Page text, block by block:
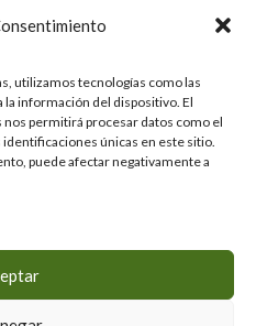
utilizamos tecnologías como las
la información del dispositivo. El
permitirá procesar datos como el
únicas en este sitio.
puede afectar negativamente a
sido beneficiaria de Fondos
el refuerzo del crecimiento
de las PYMES, y
en marcha un Plan de
mejorar su competitividad
digital, la promoción
en mercados
Programa Xpande Digital
de Cookies ·